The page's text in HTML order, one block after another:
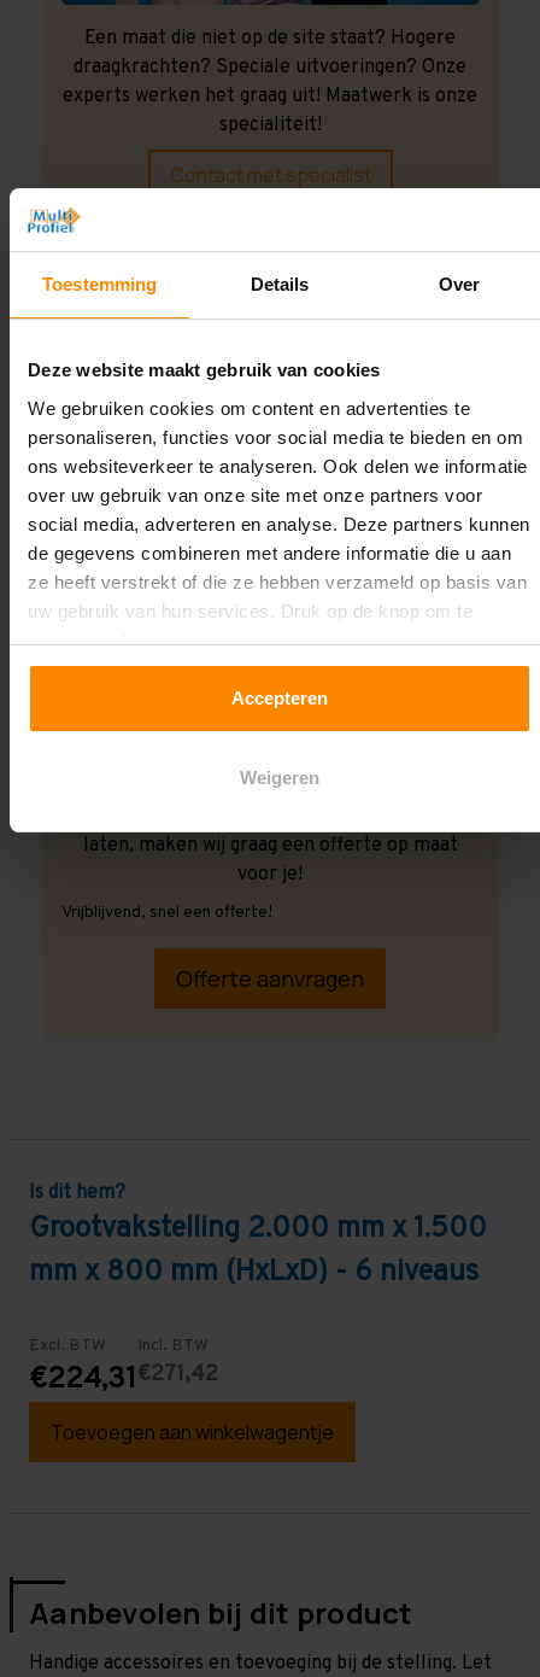
Toestemming Details Over
Deze website maakt gebruik van cookies
We gebruiken cookies om content en advertenties te
personaliseren, functies voor social media te bieden en om
ons websiteverkeer te analyseren. Ook delen we informatie
over uw gebruik van onze site met onze partners voor
social media, adverteren en analyse. Deze partners kunnen
de gegevens combineren met andere informatie die u aan
ze heeft verstrekt of die ze hebben verzameld op basis van
uw gebruik van hun services. Druk op de knop om te
accepteren!
Accepteren
Weigeren
Een maat die niet op de site staat? Hogere
draagkrachten? Speciale uitvoeringen? Onze
experts werken het graag uit! Maatwerk is onze
specialiteit!
Contact met specialist
Montage uitbesteden?
Laat ons het doen!
laten, maken wij graag een offerte op maat
voor je!
Vrijblijvend, snel een offerte!
Offerte aanvragen
Is dit hem?
Grootvakstelling 2.000 mm x 1.500
mm x 800 mm (HxLxD) - 6 niveaus
Excl. BTW
€224,31
Incl. BTW
€271,42
Toevoegen aan winkelwagentje
Aanbevolen bij dit product
Handige accessoires en toevoeging bij de stelling. Let